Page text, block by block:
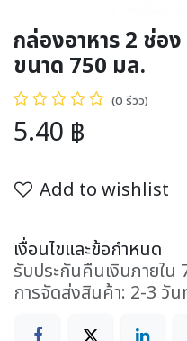
กล่องอาหาร 2 ช่อ
ขนาด 750 มล.
(0 รีวิว)
5.40 ฿
Add to wishlist
เงื่อนไขและข้อกำหนด
รับประกันคืนเงินภายใน
การจัดส่งสินค้า: 2-3 วัน